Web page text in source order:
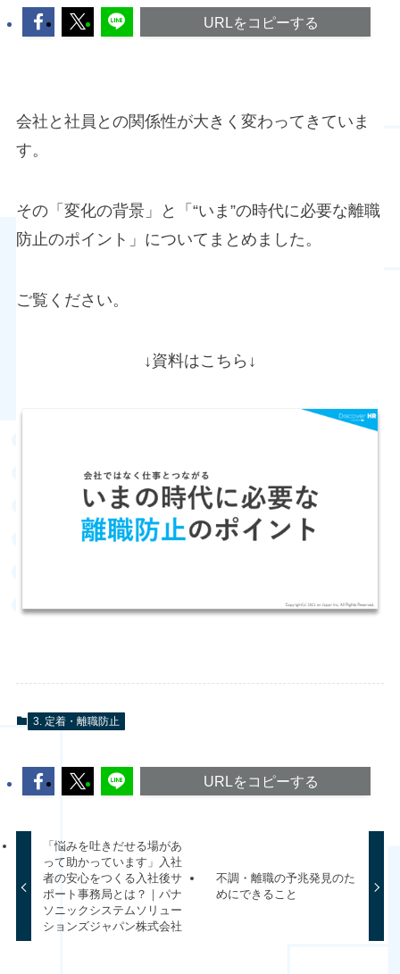
URLをコピーする
会社と社員との関係性が大きく変わってきていま
す。
その「変化の背景」と「“いま”の時代に必要な離職
防止のポイント」についてまとめました。
ご覧ください。
↓資料はこちら↓
3. 定着・離職防止
URLをコピーする
「悩みを吐きだせる場があ
って助かっています」入社
者の安心をつくる入社後サ
ポート事務局とは？｜パナ
ソニックシステムソリュー
ションズジャパン株式会社
不調・離職の予兆発見のた
めにできること